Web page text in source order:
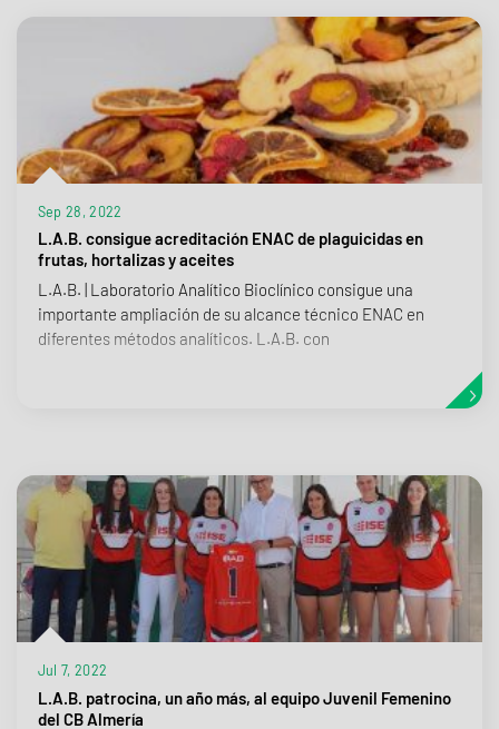
Sep 28, 2022
L.A.B. consigue acreditación ENAC de plaguicidas en
frutas, hortalizas y aceites
L.A.B. | Laboratorio Analítico Bioclínico consigue una
importante ampliación de su alcance técnico ENAC en
diferentes métodos analíticos. L.A.B. con
Jul 7, 2022
L.A.B. patrocina, un año más, al equipo Juvenil Femenino
del CB Almería